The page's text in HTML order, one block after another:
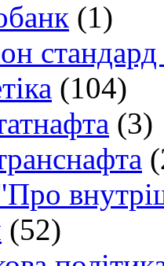
(1)
стандард
(104)
(3)
(52)